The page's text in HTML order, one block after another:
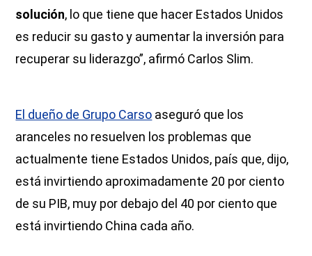
solución, lo que tiene que hacer Estados Unidos
es reducir su gasto y aumentar la inversión para
recuperar su liderazgo”, afirmó Carlos Slim.
El dueño de Grupo Carso aseguró que los
aranceles no resuelven los problemas que
actualmente tiene Estados Unidos, país que, dijo,
está invirtiendo aproximadamente 20 por ciento
de su PIB, muy por debajo del 40 por ciento que
está invirtiendo China cada año.